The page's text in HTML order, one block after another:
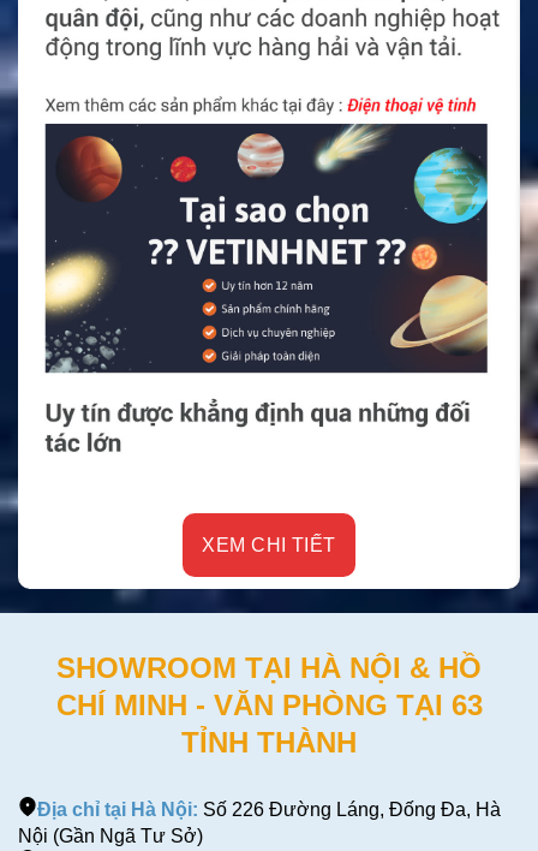
XEM CHI TIẾT
SHOWROOM TẠI HÀ NỘI & HỒ
CHÍ MINH - VĂN PHÒNG TẠI 63
TỈNH THÀNH
Địa chỉ tại Hà Nội: Số 226 Đường Láng, Đống Đa, Hà
Nội (Gần Ngã Tư Sở)